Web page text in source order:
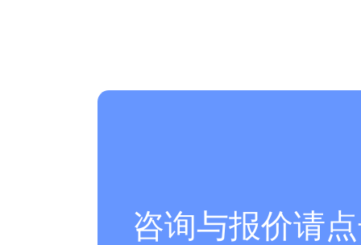
咨询与报价请